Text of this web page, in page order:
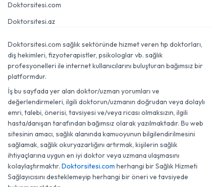
Doktorsitesi.com
Doktorsitesi.az
Doktorsitesi.com sağlık sektöründe hizmet veren tıp doktorları,
diş hekimleri, fizyoterapistler, psikologlar vb. sağlık
profesyonelleri ile internet kullanıcılarını buluşturan bağımsız bir
platformdur.
İş bu sayfada yer alan doktor/uzman yorumları ve
değerlendirmeleri, ilgili doktorun/uzmanın doğrudan veya dolaylı
emri, talebi, önerisi, tavsiyesi ve/veya ricası olmaksızın, ilgili
hasta/danışan tarafından bağımsız olarak yazılmaktadır. Bu web
sitesinin amacı, sağlık alanında kamuoyunun bilgilendirilmesini
sağlamak, sağlık okuryazarlığını artırmak, kişilerin sağlık
ihtiyaçlarına uygun en iyi doktor veya uzmana ulaşmasını
kolaylaştırmaktır. Doktorsitesi.com herhangi bir Sağlık Hizmeti
Sağlayıcısını desteklemeyip herhangi bir öneri ve tavsiyede